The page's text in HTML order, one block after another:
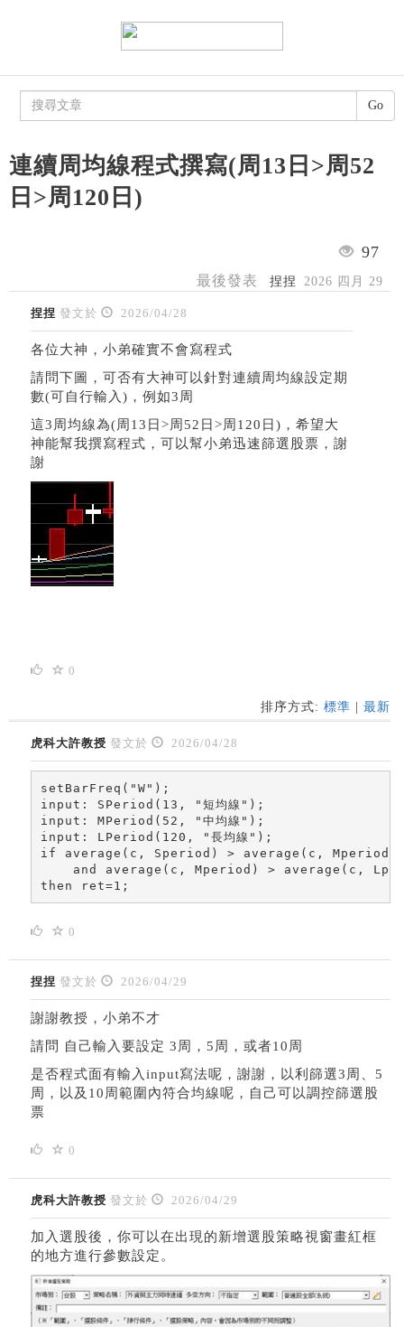
連續周均線程式撰寫(周13日>周52
日>周120日)
97
最後發表 捏捏 2026 四月 29
捏捏 發文於 2026/04/28
各位大神，小弟確實不會寫程式
請問下圖，可否有大神可以針對連續周均線設定期
數(可自行輸入)，例如3周
這3周均線為(周13日>周52日>周120日)，希望大
神能幫我撰寫程式，可以幫小弟迅速篩選股票，謝
謝
0
排序方式: 標準 最新
虎科大許教授 發文於 2026/04/28
setBarFreq("W");
input: SPeriod(13, "短均線");
input: MPeriod(52, "中均線");
input: LPeriod(120, "長均線");
if average(c, Speriod) > average(c,
and average(c, Mperiod) > average(c,
then ret=1;
0
捏捏 發文於 2026/04/29
謝謝教授，小弟不才
請問 自己輸入要設定 3周，5周，或者10周
是否程式面有輸入input寫法呢，謝謝，以利篩選3周、5
周，以及10周範圍內符合均線呢，自己可以調控篩選股
票
0
虎科大許教授 發文於 2026/04/29
加入選股後，你可以在出現的新增選股策略視窗畫紅框
的地方進行參數設定。
Go